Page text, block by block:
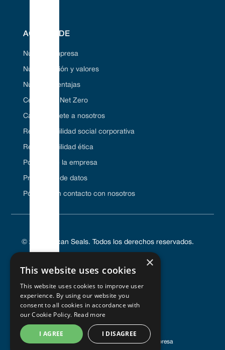
ACERCA DE
Nuestra empresa
Nuestra visión y valores
Nuestras ventajas
Certificado Net Zero
Carrera/Únete a nosotros
Responsabilidad social corporativa
Responsabilidad ética
Políticas de la empresa
Protección de datos
Póngase en contacto con nosotros
© 2024 Vulcan Seals. Todos los derechos reservados.
POLÍTICA DE PRIVACIDAD
TÉRMINOS DE SERVICIO
POLÍTICA DE COOKIES
Registrado en Inglaterra y Gales| Número de empresa
×
This website uses cookies
This website uses cookies to improve user
experience. By using our website you
consent to all cookies in accordance with
our Cookie Policy. Read more
I AGREE I DISAGREE